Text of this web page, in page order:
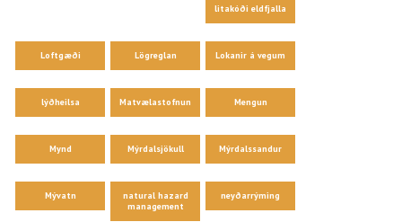
litakóði eldfjalla
Loftgæði Lögreglan Lokanir á vegum
lýðheilsa Matvælastofnun Mengun
Mynd Mýrdalsjökull Mýrdalssandur
Mývatn
natural hazard
management
neyðarrýming